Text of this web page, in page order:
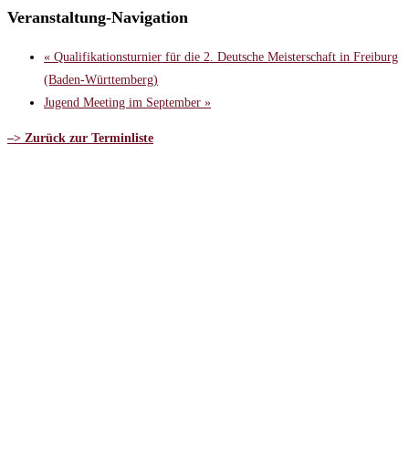
Veranstaltung-Navigation
« Qualifikationsturnier für die 2. Deutsche Meisterschaft in Freiburg
(Baden-Württemberg)
Jugend Meeting im September »
–> Zurück zur Terminliste